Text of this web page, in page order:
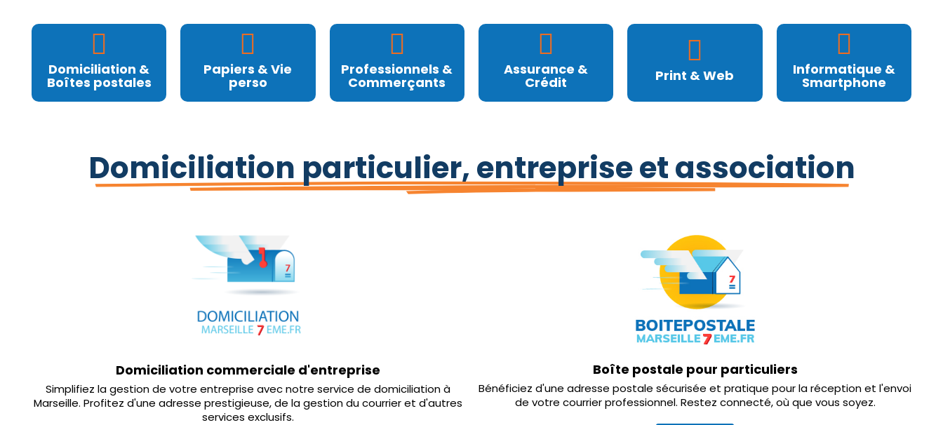
Domiciliation &
Boîtes postales
Papiers & Vie
perso
Professionnels &
Commerçants
Assurance &
Crédit Print & Web Informatique &
Smartphone
Domiciliation particulier, entreprise et association
Domiciliation commerciale d'entreprise
Simplifiez la gestion de votre entreprise avec notre service de domiciliation à
Marseille. Profitez d'une adresse prestigieuse, de la gestion du courrier et d'autres
services exclusifs.
Boîte postale pour particuliers
Bénéficiez d'une adresse postale sécurisée et pratique pour la réception et l'envoi
de votre courrier professionnel. Restez connecté, où que vous soyez.